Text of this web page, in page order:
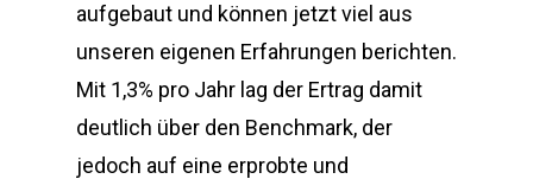
aufgebaut und können jetzt viel aus
unseren eigenen Erfahrungen berichten.
Mit 1,3% pro Jahr lag der Ertrag damit
deutlich über den Benchmark, der
jedoch auf eine erprobte und